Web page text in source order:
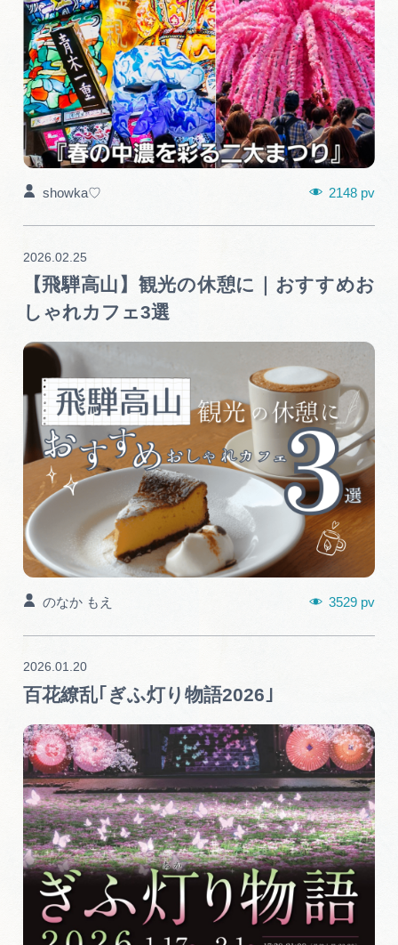
動画ライブラリー
お問い合わせ
運営組織
2148 pv
showka♡
【飛騨高山】観光の休憩に｜おすすめお
しゃれカフェ3選
2026.02.25
3529 pv
のなか もえ
百花繚乱｢ぎふ灯り物語2026｣
2026.01.20